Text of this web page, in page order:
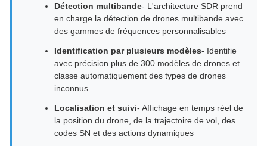
Détection multibande- L'architecture SDR prend
en charge la détection de drones multibande avec
des gammes de fréquences personnalisables
Identification par plusieurs modèles- Identifie
avec précision plus de 300 modèles de drones et
classe automatiquement des types de drones
inconnus
Localisation et suivi- Affichage en temps réel de
la position du drone, de la trajectoire de vol, des
codes SN et des actions dynamiques